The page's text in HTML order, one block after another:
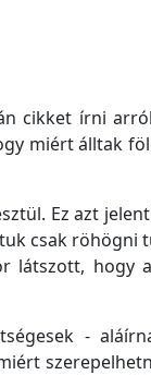
cikket írni
miért álltak
Ez azt
csak röhögni
látszott, hogy
-